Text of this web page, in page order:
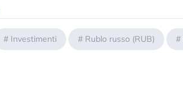
# Investimenti # Rublo russo (RUB) #